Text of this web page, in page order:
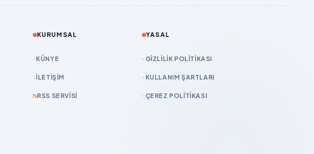
KURUMSAL
KÜNYE
İLETIŞIM
RSS SERVISI
YASAL
GIZLILIK POLITIKASI
KULLANIM ŞARTLARI
ÇEREZ POLITIKASI